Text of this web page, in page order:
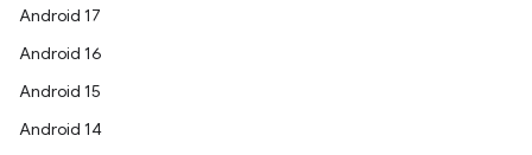
Android 17
Android 16
Android 15
Android 14